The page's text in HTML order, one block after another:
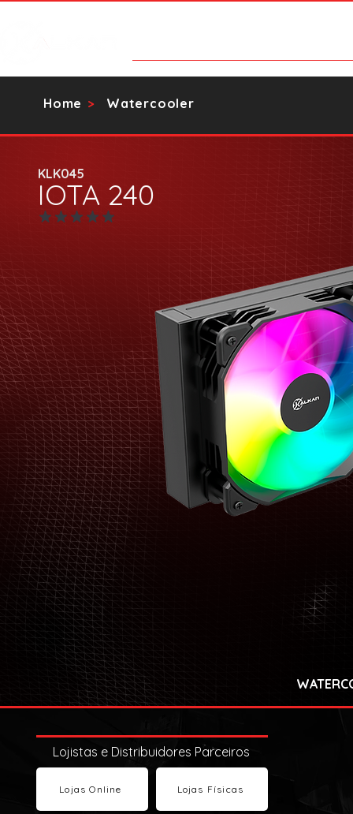
>
Home Watercooler
IOTA 240
Ainda sem avaliações
KLK045
Lojistas e Distribuidores Parceiros
Lojas Online Lojas Físicas